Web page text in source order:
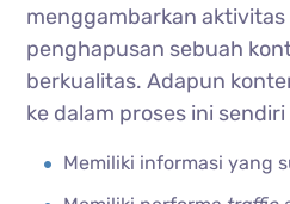
menggambarkan
penghapusan sebuah
berkualitas. Adapun
ke dalam proses ini
Memiliki informasi yang